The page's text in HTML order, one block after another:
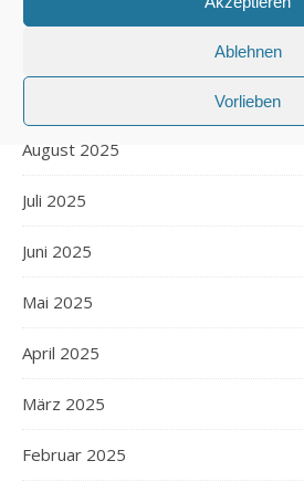
Ablehnen
Vorlieben
August 2025
Juli 2025
Juni 2025
Mai 2025
April 2025
März 2025
Februar 2025